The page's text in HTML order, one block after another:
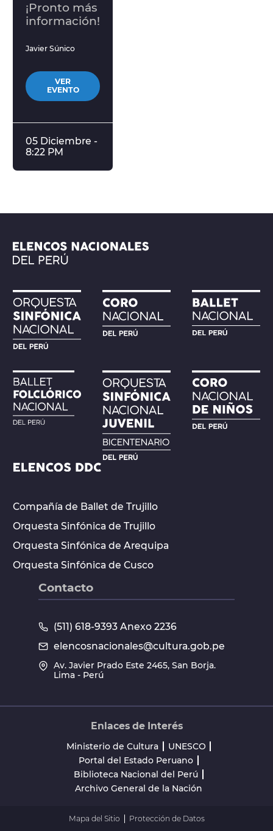
¡Pronto más
información!
Javier Súnico
VER
EVENTO
05 Diciembre -
8:22 PM
Compañía de Ballet de Trujillo
Orquesta Sinfónica de Trujillo
Orquesta Sinfónica de Arequipa
Orquesta Sinfónica de Cusco
Contacto
(511) 618-9393 Anexo 2236
elencosnacionales@cultura.gob.pe
Av. Javier Prado Este 2465, San Borja.
Lima - Perú
Enlaces de Interés
Ministerio de Cultura
UNESCO
Portal del Estado Peruano
Biblioteca Nacional del Perú
Archivo General de la Nación
Mapa del Sitio Protección de Datos